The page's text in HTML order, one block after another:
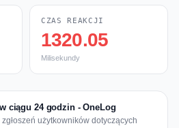
CZAS REAKCJI
1320.05
Milisekundy
ciągu 24 godzin - OneLog
użytkowników dotyczących